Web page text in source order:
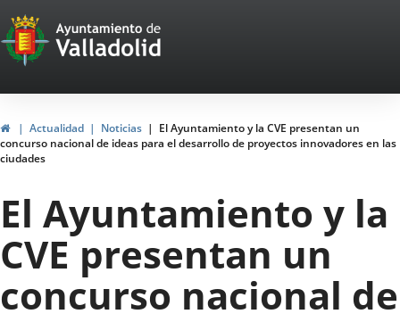
Portal
Web
del
Ayuntamiento
de
Valladolid
HomeActualidad Noticias
El Ayuntamiento y la CVE presentan un
concurso nacional de ideas para el desarrollo de proyectos innovadores en las
ciudades
El Ayuntamiento y la
CVE presentan un
concurso nacional de